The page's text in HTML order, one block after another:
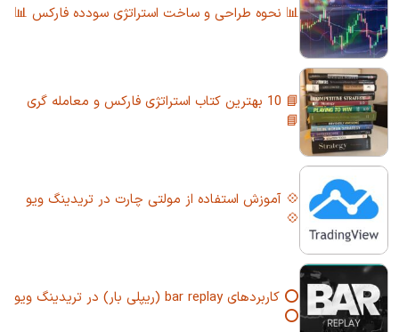
📊 نحوه طراحی و ساخت استراتژی سودده فارکس 📊
📘 10 بهترین کتاب استراتژی فارکس و معامله گری
📘
💠 آموزش استفاده از مولتی چارت در تریدینگ ویو
💠
⭕ کاربردهای bar replay (ریپلی بار) در تریدینگ ویو
⭕